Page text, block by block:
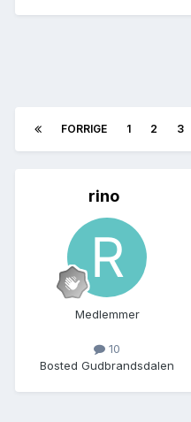
FORRIGE 1 2 3
rino
Medlemmer
10
Bosted Gudbrandsdalen